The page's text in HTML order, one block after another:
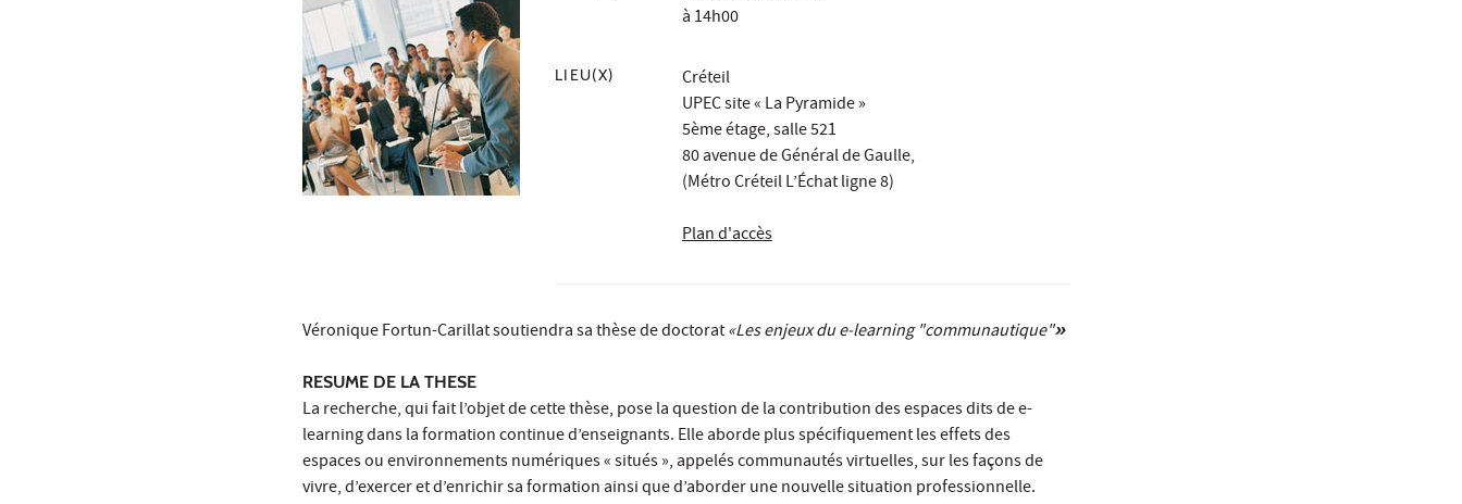
à 14h00
LIEU(X)
Créteil
UPEC site « La Pyramide »
5ème étage, salle 521
80 avenue de Général de Gaulle,
(Métro Créteil L’Échat ligne 8)
Plan d'accès
Véronique Fortun-Carillat soutiendra sa thèse de doctorat«Les enjeux du e-learning "communautique"»
RESUME DE LA THESE
La recherche, qui fait l’objet de cette thèse, pose la question de la contribution des espaces dits de e-
learning dans la formation continue d’enseignants. Elle aborde plus spécifiquement les effets des
espaces ou environnements numériques « situés », appelés communautés virtuelles, sur les façons de
vivre, d’exercer et d’enrichir sa formation ainsi que d’aborder une nouvelle situation professionnelle.